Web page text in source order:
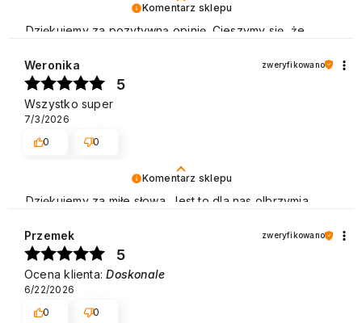
Komentarz sklepu
Dziękujemy za pozytywną opinię. Cieszymy się, że
ponownych zakupów w naszym sklepie. Pozdrawiamy
Komentarz sklepu
Dziękujemy za miłe słowa. Jest to dla nas olbrzymia
Weronika zweryfikowano
5
Wszystko super
7/3/2026
0
0
Przemek zweryfikowano
5
Ocena klienta:Doskonale
6/22/2026
0
0